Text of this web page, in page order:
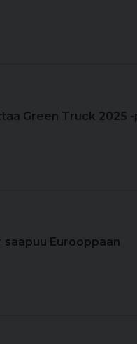
Green Truck 2025
Eurooppaan